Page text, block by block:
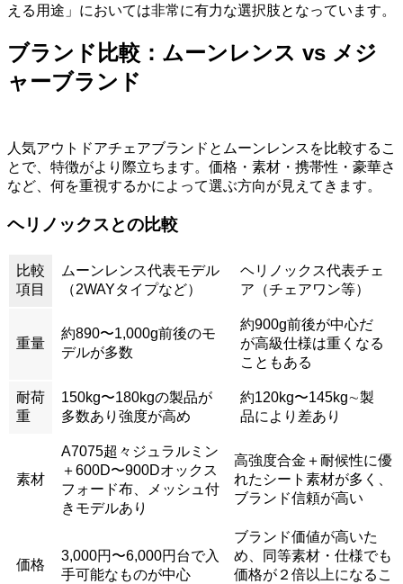
える用途」においては非常に有力な選択肢となっています。
ブランド比較：ムーンレンス vs メジ
ャーブランド
人気アウトドアチェアブランドとムーンレンスを比較するこ
とで、特徴がより際立ちます。価格・素材・携帯性・豪華さ
など、何を重視するかによって選ぶ方向が見えてきます。
ヘリノックスとの比較
比較
項目
ムーンレンス代表モデル
（2WAYタイプなど）
ヘリノックス代表チェ
ア（チェアワン等）
重量
約890〜1,000g前後のモ
デルが多数
約900g前後が中心だ
が高級仕様は重くなる
こともある
耐荷
重
150kg〜180kgの製品が
多数あり強度が高め
約120kg〜145kg∼製
品により差あり
素材
A7075超々ジュラルミン
＋600D〜900Dオックス
フォード布、メッシュ付
きモデルあり
高強度合金＋耐候性に優
れたシート素材が多く、
ブランド信頼が高い
価格
3,000円〜6,000円台で入
手可能なものが中心
ブランド価値が高いた
め、同等素材・仕様でも
価格が２倍以上になるこ